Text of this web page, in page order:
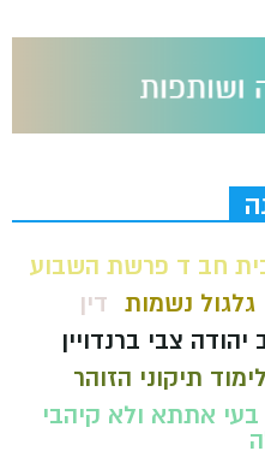
חב ד פרשת השבוע
גלגול נשמות דין
יהודה צבי ברנדויין
תיקוני הזוהר
אתתא ולא קיהבי